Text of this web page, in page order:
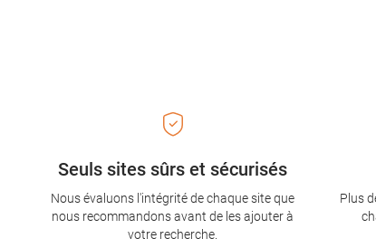
Seuls sites sûrs et sécurisés
Nous évaluons l'intégrité de chaque site que
nous recommandons avant de les ajouter à
votre recherche.
Plus